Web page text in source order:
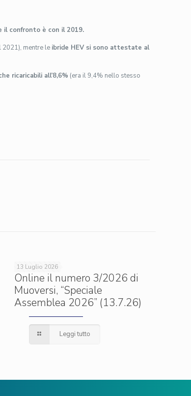
il confronto è con il 2019.
mentre le ibride HEV si sono attestate al
ricaricabili all’8,6% (era il 9,4% nello stesso
13 Luglio 2026
Online il numero 3/2026 di
Muoversi, “Speciale
Assemblea 2026” (13.7.26)
Leggi tutto